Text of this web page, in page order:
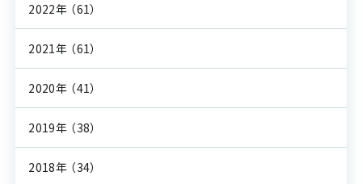
2022年 （61）
2021年 （61）
2020年 （41）
2019年 （38）
2018年 （34）